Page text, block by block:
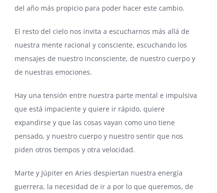
del año más propicio para poder hacer este cambio.
El resto del cielo nos invita a escucharnos más allá de
nuestra mente racional y consciente, escuchando los
mensajes de nuestro inconsciente, de nuestro cuerpo y
de nuestras emociones.
Hay una tensión entre nuestra parte mental e impulsiva
que está impaciente y quiere ir rápido, quiere
expandirse y que las cosas vayan como uno tiene
pensado, y nuestro cuerpo y nuestro sentir que nos
piden otros tiempos y otra velocidad.
Marte y Júpiter en Aries despiertan nuestra energía
guerrera, la necesidad de ir a por lo que queremos, de